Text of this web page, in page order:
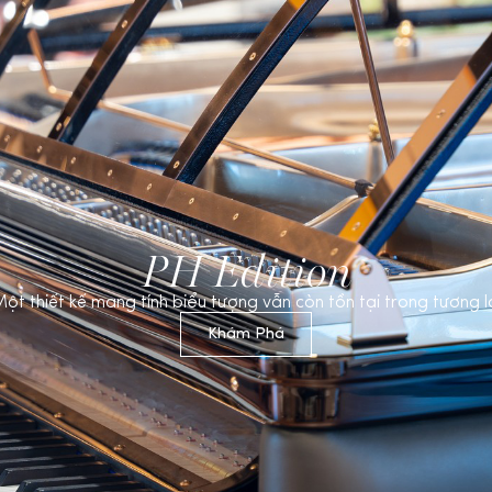
PH Edition
thiết kế mang tính biểu tượng vẫn còn tồn tại trong tương
Khám Phá